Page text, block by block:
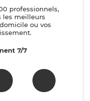
professionnels,
les meilleurs
ou vos
7/7